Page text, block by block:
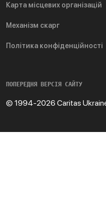
Карта місцевих організацій
Механізм скарг
Політика конфіденційності
ПОПЕРЕДНЯ ВЕРСІЯ САЙТУ
© 1994-2026 Caritas